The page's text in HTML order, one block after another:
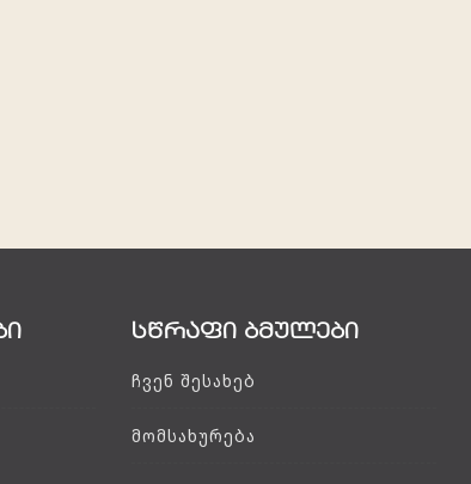
სწრაფი ბმულები
ჩვენ შესახებ
მომსახურება